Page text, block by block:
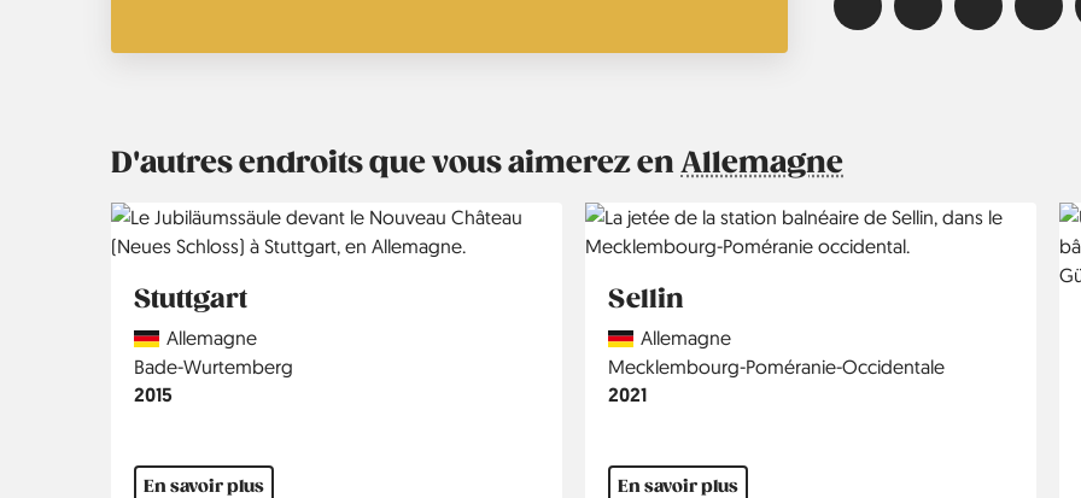
D'autres endroits que vous aimerez en Allemagne
Stuttgart
CountryAllemagne
Région
Bade-Wurtemberg
Année
2015
En savoir plus
Sellin
CountryAllemagne
Région
Mecklembourg-Poméranie-Occidentale
Année
2021
En savoir plus